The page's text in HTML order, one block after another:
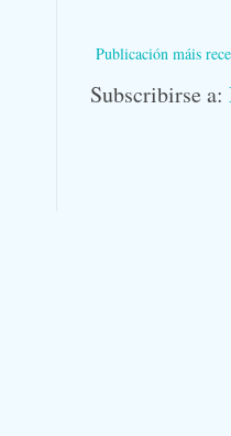
Publicación máis
Subscribirse a: